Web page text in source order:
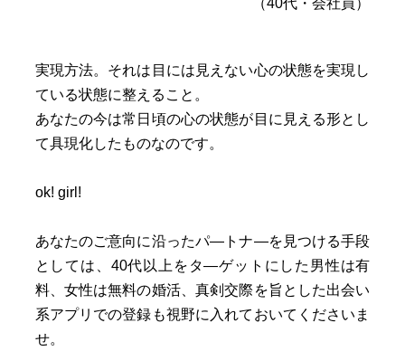
（40代・会社員）
実現方法。それは目には見えない心の状態を実現し
ている状態に整えること。
あなたの今は常日頃の心の状態が目に見える形とし
て具現化したものなのです。
ok! girl!
あなたのご意向に沿ったパ―トナ―を見つける手段
としては、40代以上をタ―ゲットにした男性は有
料、女性は無料の婚活、真剣交際を旨とした出会い
系アプリでの登録も視野に入れておいてくださいま
せ。